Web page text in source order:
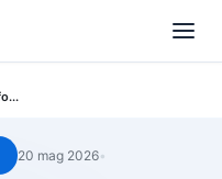
Executive Event Portfolio Strategy
20 mag 2026•